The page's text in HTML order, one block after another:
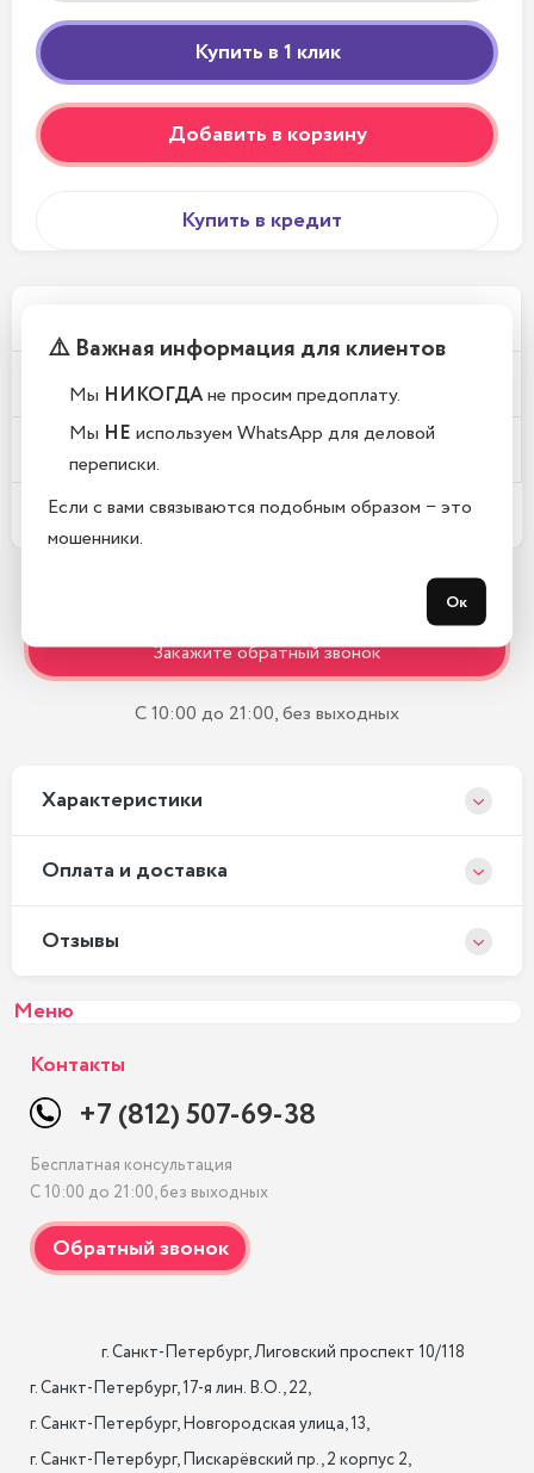
Добавить в корзину
Купить в кредит
Почему у вас такие низкие цены?
Где находится Ваш магазин?
Какой срок гарантии?
Закажите обратный звонок
С 10:00 до 21:00, без выходных
Xарактеристики
Оплата и доставка
Отзывы
Меню
Контакты
+7 (812) 507-69-38
Бесплатная консультация
С 10:00 до 21:00, без выходных
г. Санкт-Петербург, 17-я лин. B.O., 22,
г. Санкт-Петербург, Новгородская улица, 13,
г. Санкт-Петербург, Пискарёвский пр., 2 корпус 2,
⚠️ Важная информация для клиентов
Мы НИКОГДАне просим предоплату.
Мы НЕ используем WhatsApp для деловой
переписки.
Если с вами связываются подобным образом − это
мошенники.
Ок